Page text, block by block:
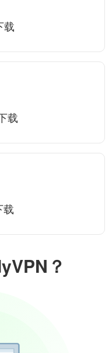
？
载
载
载